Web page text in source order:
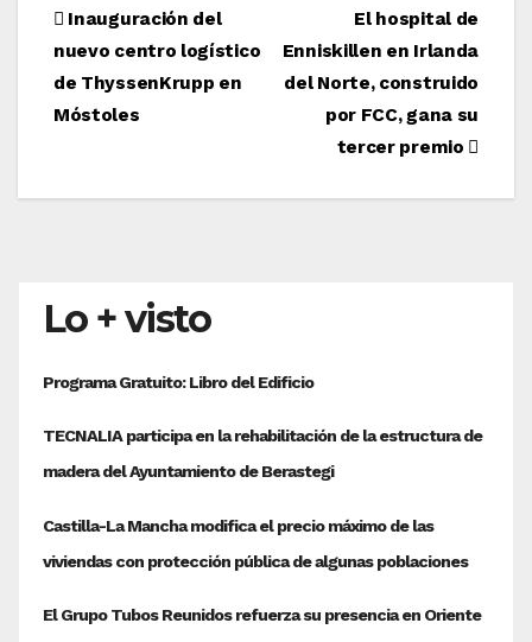
Navegación
de
entradas
El hospital de
Enniskillen en Irlanda
del Norte, construido
por FCC, gana su
tercer premio
Inauguración del
nuevo centro logístico
de ThyssenKrupp en
Móstoles
Lo + visto